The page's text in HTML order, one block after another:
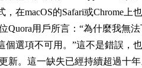
在macOS的Safari或Chrome上也
Quora用戶所言：“為什麼我無法
個選項不可用。”這不是錯誤，也
新。這一缺失已經持續超過十